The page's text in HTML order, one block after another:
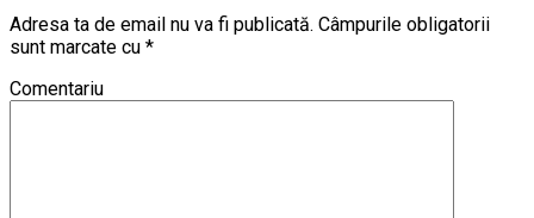
Adresa ta de email nu va fi publicată. Câmpurile obligatorii
sunt marcate cu *
Comentariu